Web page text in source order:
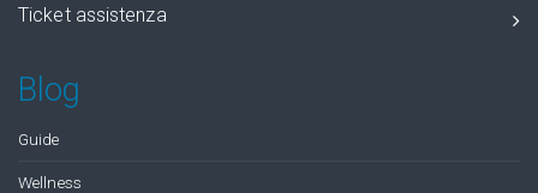
Ticket assistenza
Blog
Guide
Wellness